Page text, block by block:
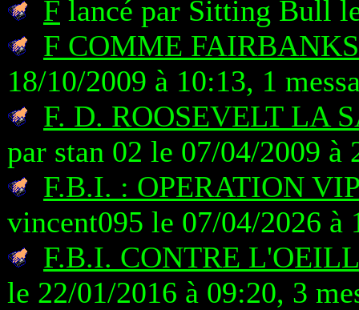
F lancé par Sitting Bull
F COMME FAIRBANKS
18/10/2009 à 10:13, 1
F. D. ROOSEVELT LA
par stan 02 le 07/04/2009 à
F.B.I. : OPERATION
vincent095 le 07/04/2026 à
F.B.I. CONTRE
le 22/01/2016 à 09:20, 3